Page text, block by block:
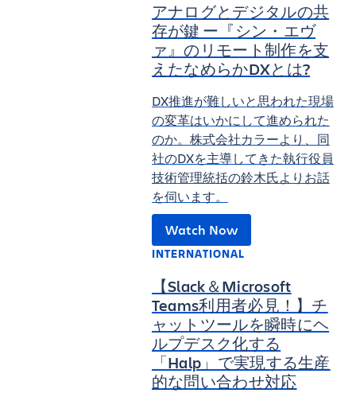
アナログとデジタルの共
存が鍵 ー『シン・エヴ
ァ』のリモート制作を支
えたなめらかDXとは?
DX推進が難しいと思われた現場
の変革はいかにして進められた
のか。株式会社カラーより、同
社のDXを主導してきた執行役員
技術管理統括の鈴木氏よりお話
を伺います。
Watch Now
INTERNATIONAL
【Slack＆Microsoft
Teams利用者必見！】チ
ャットツールを瞬時にヘ
ルプデスク化する
「Halp」で実現する生産
的な問い合わせ対応